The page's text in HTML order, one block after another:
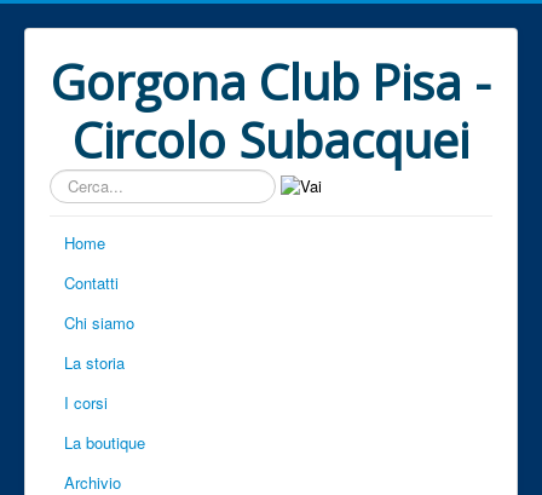
Gorgona Club Pisa -
Circolo Subacquei
Cerca...
Home
Contatti
Chi siamo
La storia
I corsi
La boutique
Archivio